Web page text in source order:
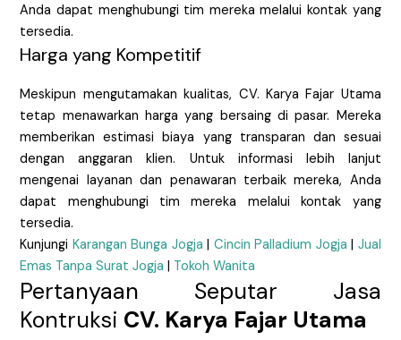
Anda dapat menghubungi tim mereka melalui kontak yang
tersedia.
Harga yang Kompetitif
Meskipun mengutamakan kualitas, CV. Karya Fajar Utama
tetap menawarkan harga yang bersaing di pasar. Mereka
memberikan estimasi biaya yang transparan dan sesuai
dengan anggaran klien. Untuk informasi lebih lanjut
mengenai layanan dan penawaran terbaik mereka, Anda
dapat menghubungi tim mereka melalui kontak yang
tersedia.
Kunjungi Karangan Bunga Jogja | Cincin Palladium Jogja | Jual
Emas Tanpa Surat Jogja | Tokoh Wanita
Pertanyaan Seputar Jasa
Kontruksi CV. Karya Fajar Utama